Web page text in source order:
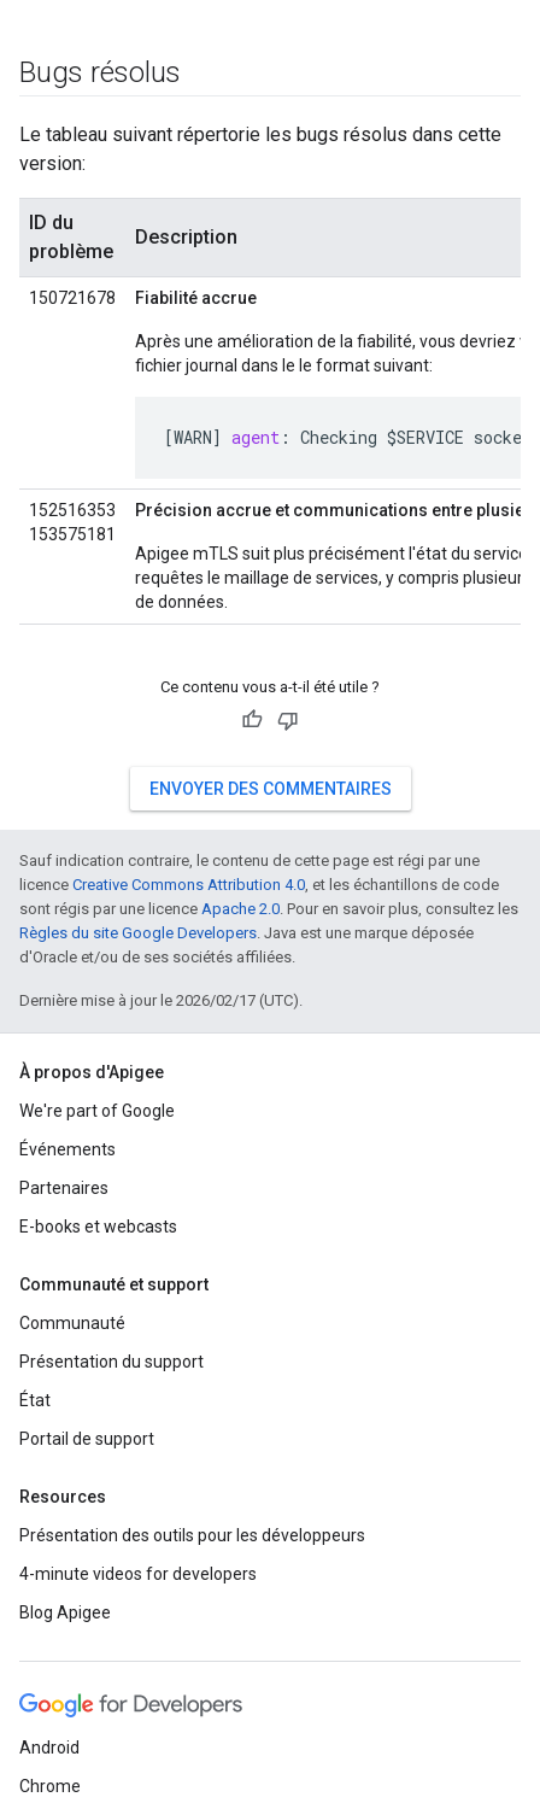
Bugs résolus
Le tableau suivant répertorie les bugs résolus dans cette
version:
ID du
problème
Description
150721678 Fiabilité accrue
Après une amélioration de la fiabilité, vous devriez
fichier journal dans le le format suivant:
[WARN] agent : Checking $SERVICE socket
152516353
153575181
Précision accrue et communications entre
Apigee mTLS suit plus précisément l'état du service
requêtes le maillage de services, y compris
de données.
Ce contenu vous a-t-il été utile ?
ENVOYER DES COMMENTAIRES
Sauf indication contraire, le contenu de cette page est régi par une
licence Creative Commons Attribution 4.0, et les échantillons de code
sont régis par une licence Apache 2.0. Pour en savoir plus, consultez les
Règles du site Google Developers. Java est une marque déposée
d'Oracle et/ou de ses sociétés affiliées.
Dernière mise à jour le 2026/02/17 (UTC).
À propos d'Apigee
We're part of Google
Événements
Partenaires
E-books et webcasts
Communauté et support
Communauté
Présentation du support
État
Portail de support
Resources
Présentation des outils pour les développeurs
4-minute videos for developers
Blog Apigee
Android
Chrome